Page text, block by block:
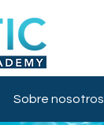
Sobre nosotros